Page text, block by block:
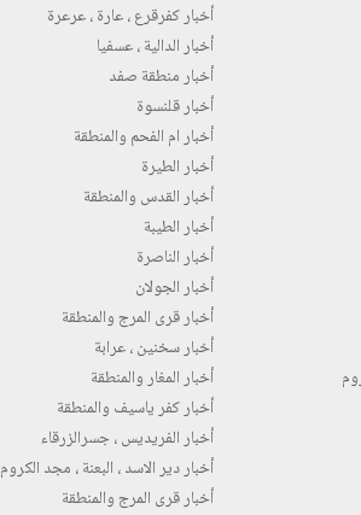
أخبار كفرقرع ، عارة ، عرعرة
أخبار الدالية ، عسفيا
أخبار منطقة صفد
أخبار قلنسوة
أخبار ام الفحم والمنطقة
أخبار الطيرة
أخبار القدس والمنطقة
أخبار الطيبة
أخبار الناصرة
أخبار الجولان
أخبار قرى المرج والمنطقة
أخبار سخنين ، عرابة
أخبار المغار والمنطقة
أخبار كفر ياسيف والمنطقة
أخبار الفريديس ، جسرالزرقاء
أخبار دير الاسد ، البعنة ، مجد الكروم
أخبار قرى المرج والمنطقة